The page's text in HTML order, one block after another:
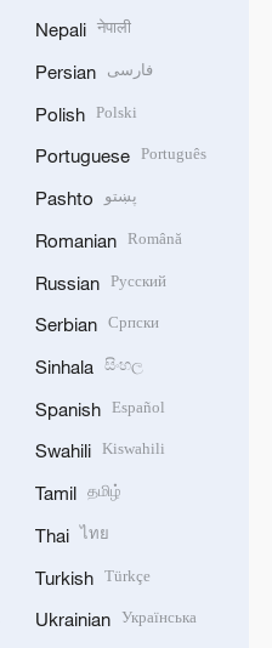
Nepali नेपाली
Persian فارسی
Polish Polski
Portuguese Português
Pashto پښتو
Romanian Română
Russian Русский
Serbian Српски
Sinhala සිංහල
Spanish Español
Swahili Kiswahili
Tamil தமிழ்
Thai ไทย
Turkish Türkçe
Ukrainian Українська